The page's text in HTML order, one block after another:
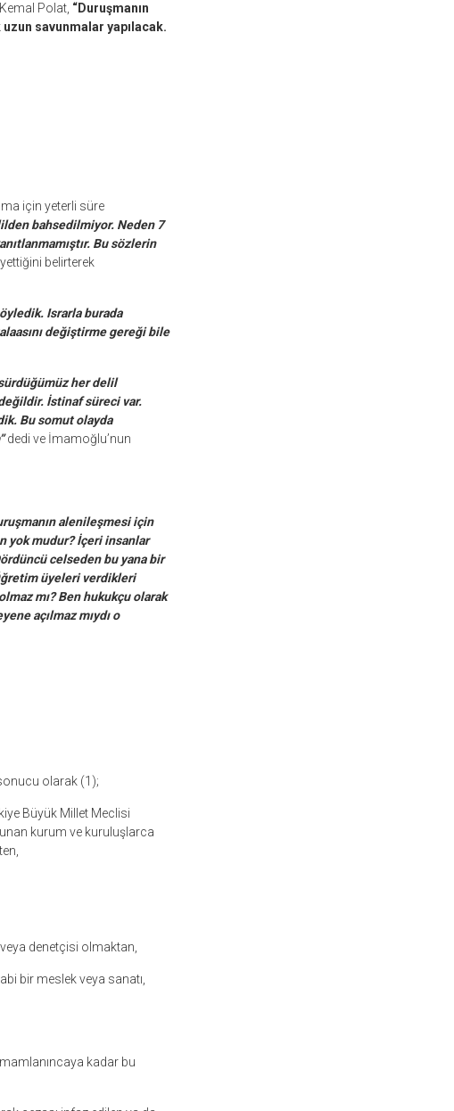
Polat, “Duruşmanın
savunmalar yapılacak.
için yeterli süre
bahsedilmiyor. Neden 7
Bu sözlerin
belirterek
Israrla burada
değiştirme gereği bile
her delil
İstinaf süreci var.
Bu somut olayda
dedi ve İmamoğlu’nun
alenileşmesi için
yok mudur? İçeri insanlar
celseden bu yana bir
üyeleri verdikleri
mı? Ben hukukçu olarak
açılmaz mıydı o
olarak (1);
Büyük Millet Meclisi
kurum ve kuruluşlarca
denetçisi olmaktan,
bir meslek veya sanatı,
kadar bu